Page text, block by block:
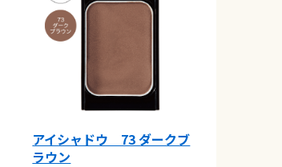
アイシャドウ 73 ダークブ
ラウン